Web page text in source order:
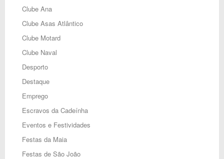
Clube Ana
Clube Asas Atlântico
Clube Motard
Clube Naval
Desporto
Destaque
Emprego
Escravos da Cadeínha
Eventos e Festividades
Festas da Maia
Festas de São João